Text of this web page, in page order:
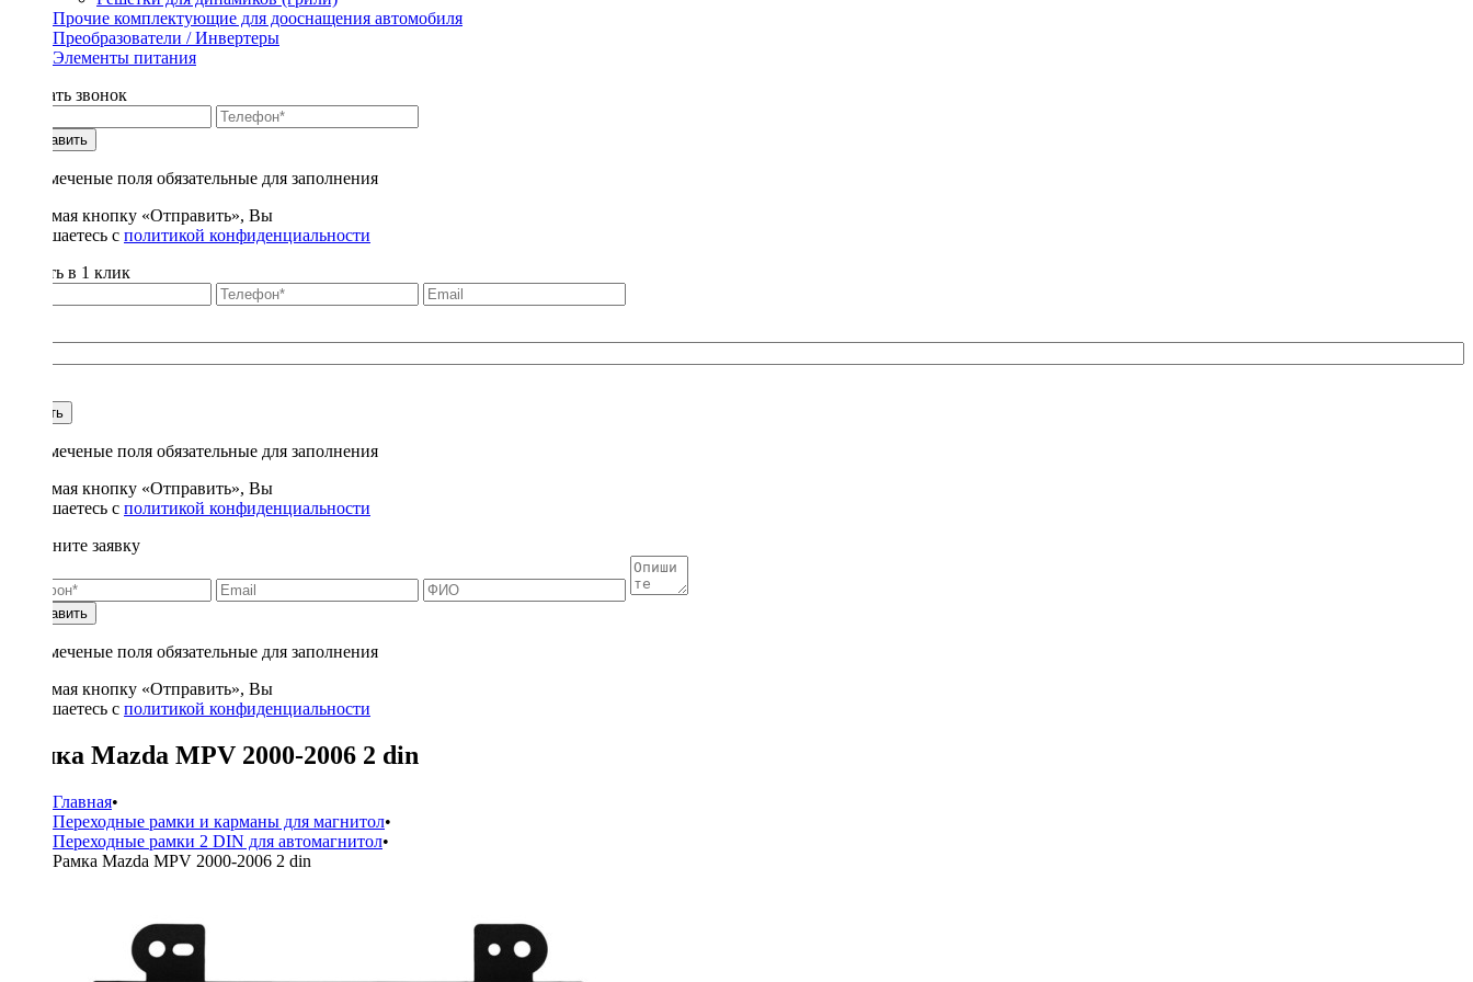
Прочие комплектующие для дооснащения автомобиля
Преобразователи / Инвертеры
Элементы питания
Заказать звонок
Отправить
* - отмеченые поля обязательные для заполнения
Нажимая кнопку «Отправить», Вы
соглашаетесь с политикой конфиденциальности
Купить в 1 клик
Купить
* - отмеченые поля обязательные для заполнения
Нажимая кнопку «Отправить», Вы
соглашаетесь с политикой конфиденциальности
Заполните заявку
Отправить
* - отмеченые поля обязательные для заполнения
Нажимая кнопку «Отправить», Вы
соглашаетесь с политикой конфиденциальности
Рамка Mazda MPV 2000-2006 2 din
Главная•
Переходные рамки и карманы для магнитол•
Переходные рамки 2 DIN для автомагнитол•
Рамка Mazda MPV 2000-2006 2 din